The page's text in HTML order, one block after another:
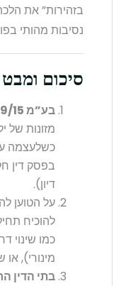
נסיבות מהותי
סיכום
בע”מ 919/15
כשלעצמה
בפסק דין
דיון).
על הטוען
להוכיח
כמו שינוי
מינורי),
בתי הדין